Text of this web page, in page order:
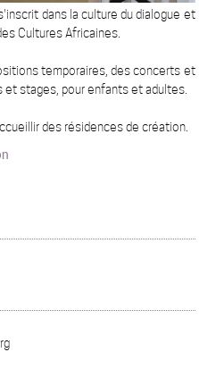
dans la culture du dialogue et
Cultures Africaines.
temporaires, des concerts et
stages, pour enfants et adultes.
des résidences de création.